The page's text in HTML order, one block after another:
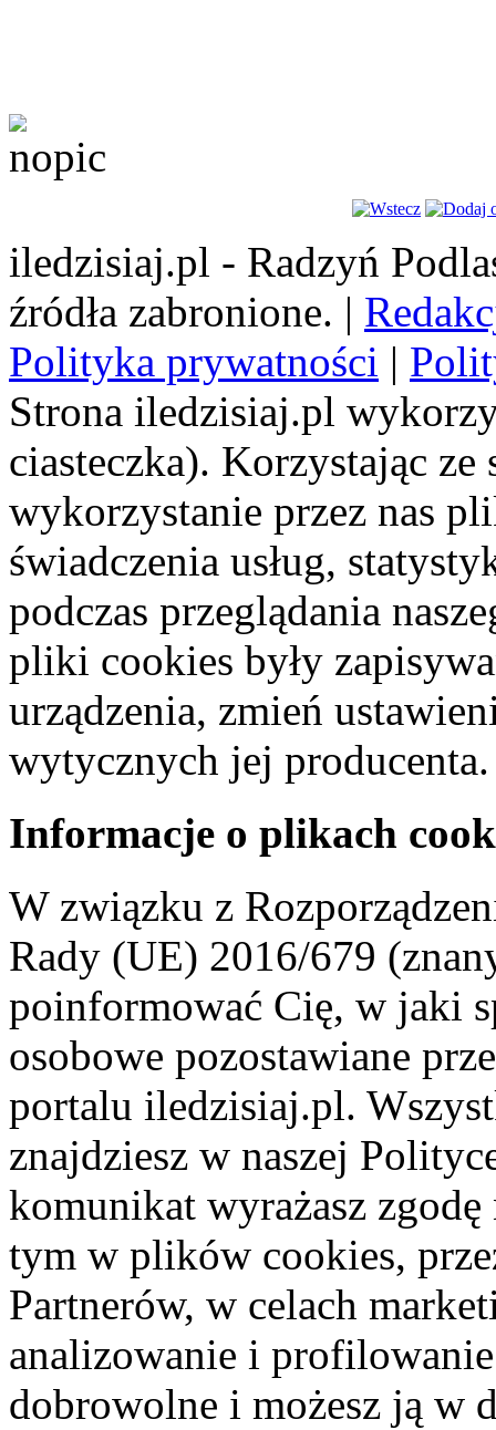
iledzisiaj.pl - Radzyń
źródła zabronione. |
Polityka prywatności |
Strona iledzisiaj.pl
ciasteczka). Korzystając
wykorzystanie przez nas
świadczenia usług,
podczas przeglądania
pliki cookies były
urządzenia, zmień
wytycznych jej producenta.
Informacje o plikach
W związku z
Rady (UE) 2016/679
poinformować Cię, w jaki
osobowe pozostawiane
portalu iledzisiaj.pl.
znajdziesz w naszej
komunikat wyrażasz
tym w plików cookies,
Partnerów, w celach
analizowanie i
dobrowolne i możesz ją w